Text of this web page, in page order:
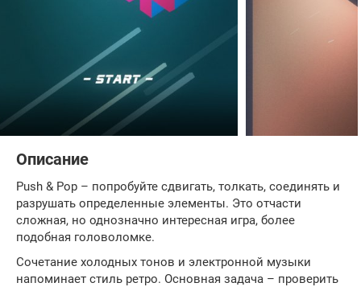
Описание
Push & Pop – попробуйте сдвигать, толкать, соединять и
разрушать определенные элементы. Это отчасти
сложная, но однозначно интересная игра, более
подобная головоломке.
Сочетание холодных тонов и электронной музыки
напоминает стиль ретро. Основная задача – проверить